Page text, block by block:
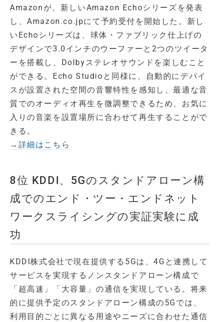
Amazonが、新しいAmazon Echoシリーズを発表
し、Amazon.co.jpにて予約受付を開始した。新し
いEchoシリーズは、球体・ファブリック仕上げの
デザインで3.0インチのウーファーと2つのツイータ
ーを搭載し、Dolbyステレオサウンドを楽しむこと
ができる。Echo Studioと同様に、自動的にデバイ
スが設置された空間の音響特性を感知し、最適な音
質でのオーディオ再生を微調整できるため、お気に
入りの音楽を設置場所に合わせて再生することがで
きる。
→詳細はこちら
8位 KDDI、5Gのスタンドアローン構
成でのエンド・ツー・エンドネット
ワークスライシングの実証実験に成
功
KDDI株式会社で現在提供する5Gは、4Gと連携して
サービスを実現するノンスタンドアローン構成で
「超高速」「大容量」の通信を実現している。将来
的に提供予定のスタンドアローン構成の5Gでは、
利用目的ごとに異なる用途やニーズに合わせた通信